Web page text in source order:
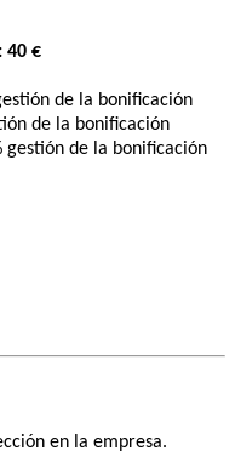
40 €
de la bonificación
de la bonificación
gestión de la bonificación
en la empresa.